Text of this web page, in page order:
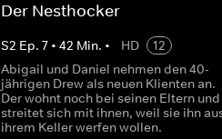
Der Nesthocker
S2 Ep. 7• 42 Min. • HD
12
Abigail und Daniel nehmen den 40-
jährigen Drew als neuen Klienten an.
Der wohnt noch bei seinen Eltern und
streitet sich mit ihnen, weil sie ihn
ihrem Keller werfen wollen.